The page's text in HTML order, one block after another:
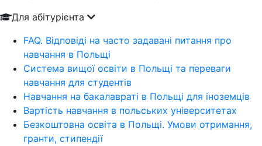
Для абітурієнта
FAQ. Відповіді на часто задавані питання про
навчання в Польщі
Система вищої освіти в Польщі та переваги
навчання для студентів
Навчання на бакалавраті в Польщі для іноземців
Вартість навчання в польських університетах
Безкоштовна освіта в Польщі. Умови отримання,
гранти, стипендії